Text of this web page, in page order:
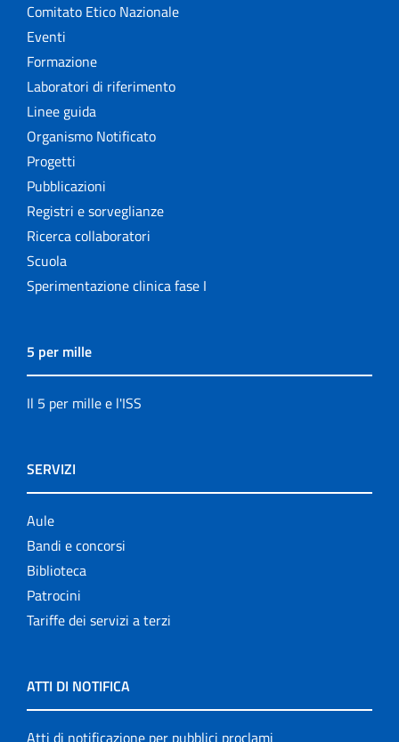
Comitato Etico Nazionale
Eventi
Formazione
Laboratori di riferimento
Linee guida
Organismo Notificato
Progetti
Pubblicazioni
Registri e sorveglianze
Ricerca collaboratori
Scuola
Sperimentazione clinica fase I
5 per mille
Il 5 per mille e l'ISS
SERVIZI
Aule
Bandi e concorsi
Biblioteca
Patrocini
Tariffe dei servizi a terzi
ATTI DI NOTIFICA
Atti di notificazione per pubblici proclami